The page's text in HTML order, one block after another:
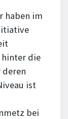
haben im
hinter die
deren
ist
bei